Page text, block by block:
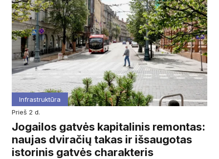
Infrastruktūra
prieš 2 d.
Jogailos gatvės kapitalinis remontas:
naujas dviračių takas ir išsaugotas
istorinis gatvės charakteris